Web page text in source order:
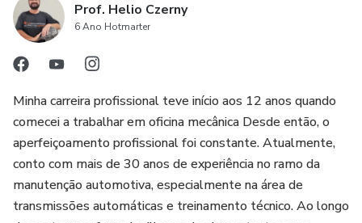
Prof. Helio Czerny
6 Ano Hotmarter
Minha carreira profissional teve início aos 12 anos quando
comecei a trabalhar em oficina mecânica Desde então, o
aperfeiçoamento profissional foi constante. Atualmente,
conto com mais de 30 anos de experiência no ramo da
manutenção automotiva, especialmente na área de
transmissões automáticas e treinamento técnico. Ao longo